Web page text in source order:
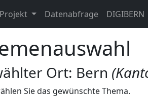
Datenabfrage DIGIBERN
Ort: Bern
Sie das gewünschte Thema.